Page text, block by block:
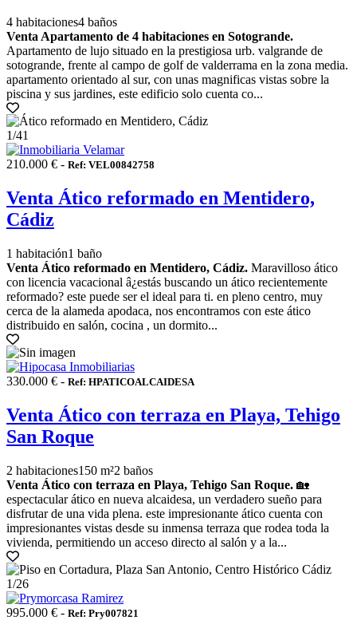
4 habitaciones4 baños
Venta Apartamento de 4 habitaciones en Sotogrande.
Apartamento de lujo situado en la prestigiosa urb. valgrande de
sotogrande, frente al campo de golf de valderrama en la zona media.
apartamento orientado al sur, con unas magnificas vistas sobre la
piscina y sus jardines, este edificio solo cuenta co...
1/41
210.000 € - Ref: VEL00842758
Venta Ático reformado en Mentidero,
Cádiz
1 habitación1 baño
Venta Ático reformado en Mentidero, Cádiz. Maravilloso ático
con licencia vacacional â¿estás buscando un ático recientemente
reformado? este puede ser el ideal para ti. en pleno centro, muy
cerca de la alameda apodaca, nos encontramos con este ático
distribuido en salón, cocina , un dormito...
330.000 € - Ref: HPATICOALCAIDESA
Venta Ático con terraza en Playa, Tehigo
San Roque
2 habitaciones150 m²2 baños
Venta Ático con terraza en Playa, Tehigo San Roque. 🏡
espectacular ático en nueva alcaidesa, un verdadero sueño para
disfrutar de una vida plena. este impresionante ático cuenta con
impresionantes vistas desde su inmensa terraza que rodea toda la
vivienda, permitiendo un acceso directo al salón y a la...
1/26
995.000 € - Ref: Pry007821